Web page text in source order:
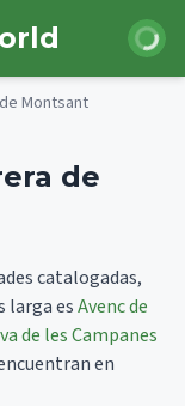
Iniciar
Montsant
de
catalogadas,
larga esAvenc de
de les Campanes
en